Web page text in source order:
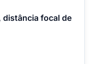
distância focal de